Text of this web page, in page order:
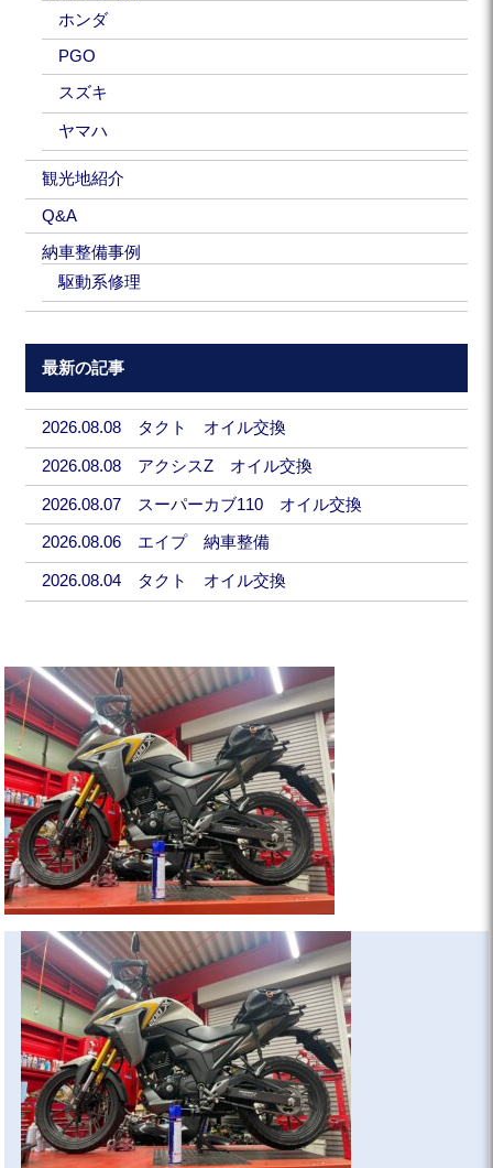
ホンダ
PGO
スズキ
ヤマハ
観光地紹介
Q&A
納車整備事例
駆動系修理
最新の記事
2026.08.08 タクト オイル交換
2026.08.08 アクシスZ オイル交換
2026.08.07 スーパーカブ110 オイル交換
2026.08.06 エイプ 納車整備
2026.08.04 タクト オイル交換